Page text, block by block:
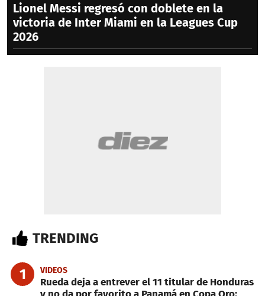
Lionel Messi regresó con doblete en la
victoria de Inter Miami en la Leagues Cup
2026
TRENDING
1 VIDEOS
Rueda deja a entrever el 11 titular de Honduras